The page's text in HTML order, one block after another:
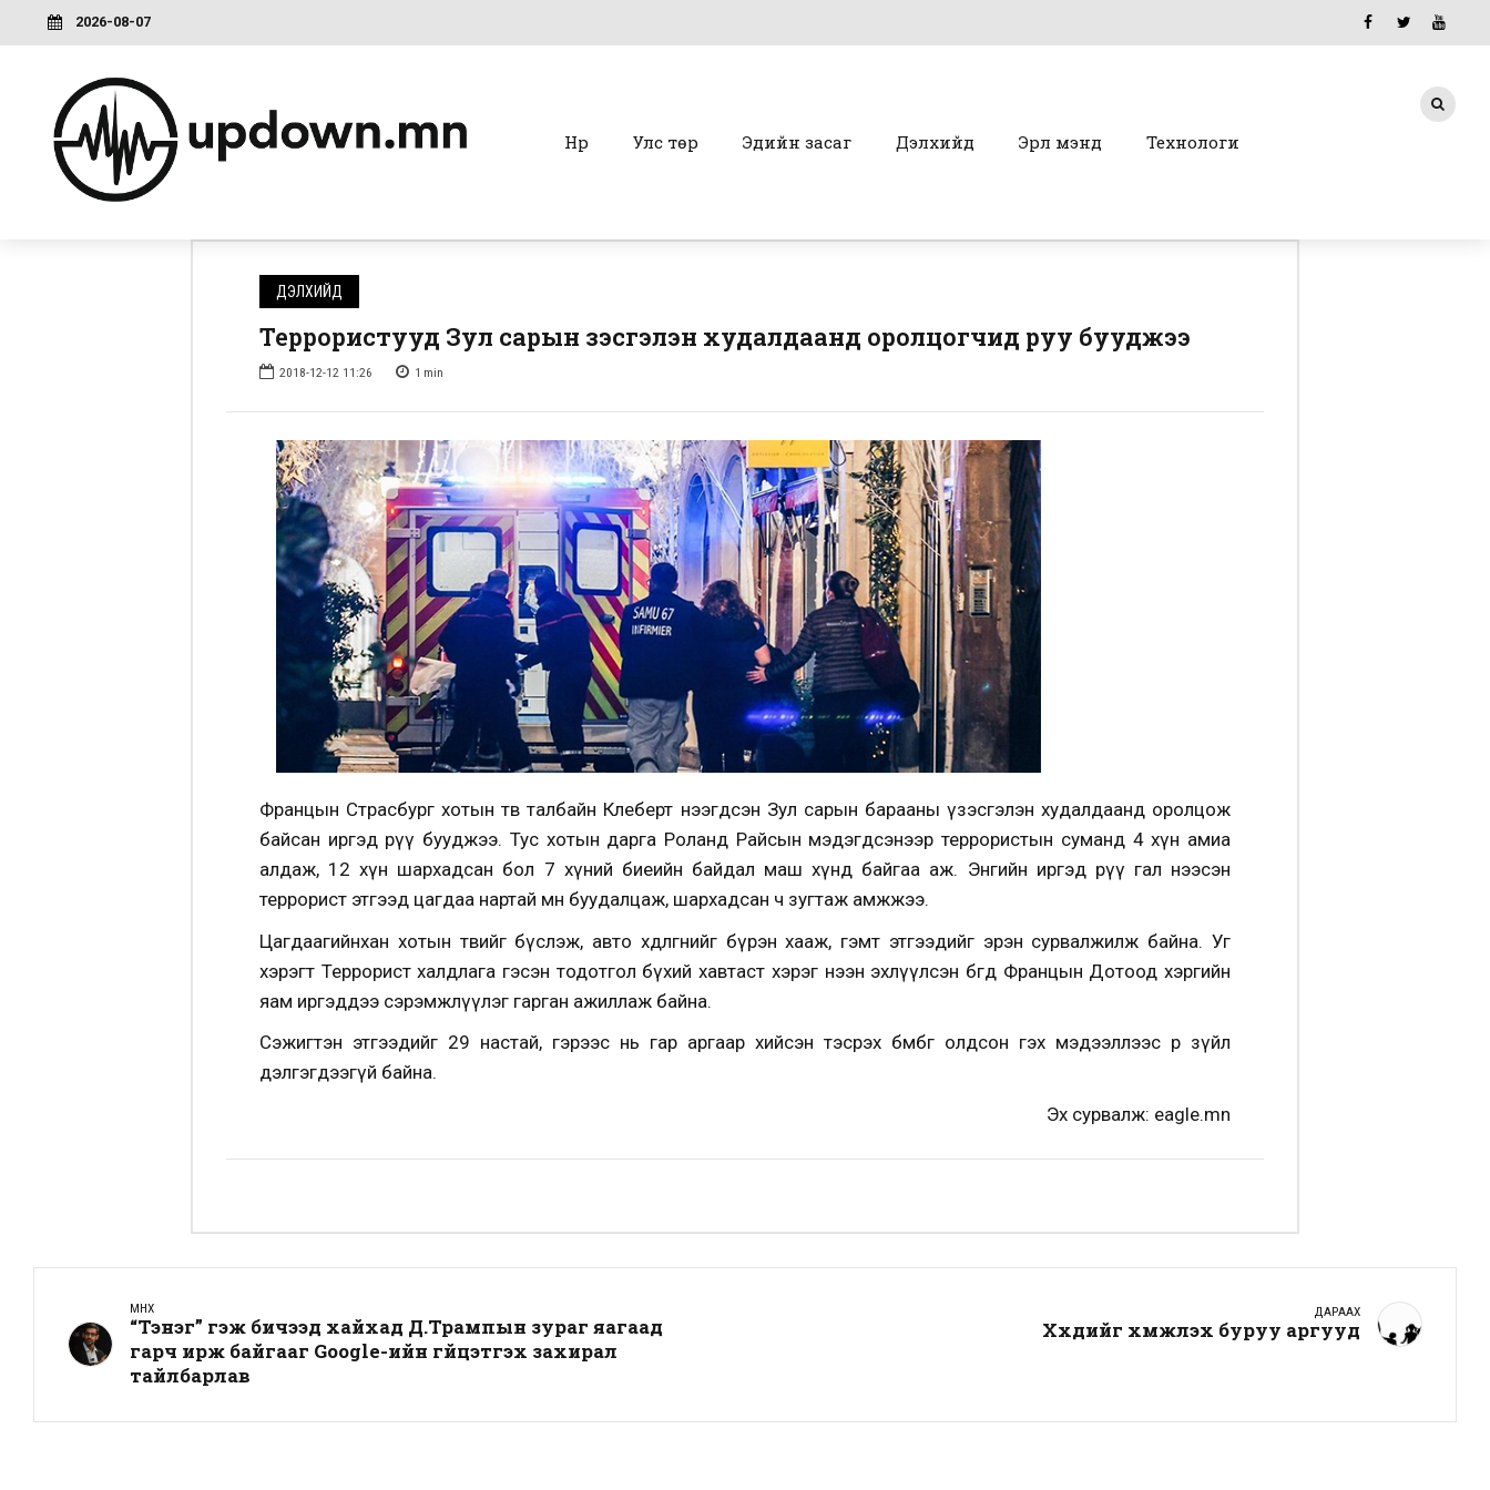
2026-08-07
Нүүр Улс төр Эдийн засаг Дэлхийд Эрүүл мэнд Технологи
ДЭЛХИЙД
Террористууд Зул сарын үзэсгэлэн худалдаанд оролцогчид руу бууджээ
2018-12-12 11:26 1 min
Францын Страсбург хотын төв талбайн Клеберт нээгдсэн Зул сарын барааны үзэсгэлэн худалдаанд оролцож
байсан иргэд рүү бууджээ. Тус хотын дарга Роланд Райсын мэдэгдсэнээр террористын суманд 4 хүн амиа
алдаж, 12 хүн шархадсан бол 7 хүний биеийн байдал маш хүнд байгаа аж. Энгийн иргэд рүү гал нээсэн
террорист этгээд цагдаа нартай мөн буудалцаж, шархадсан ч зугтаж амжжээ.
Цагдаагийнхан хотын төвийг бүслэж, авто хөдөлгөөнийг бүрэн хааж, гэмт этгээдийг эрэн сурвалжилж байна. Уг
хэрэгт Террорист халдлага гэсэн тодотгол бүхий хавтаст хэрэг нээн эхлүүлсэн бөгөөд Францын Дотоод хэргийн
яам иргэддээ сэрэмжлүүлэг гарган ажиллаж байна.
Сэжигтэн этгээдийг 29 настай, гэрээс нь гар аргаар хийсэн тэсрэх бөмбөг олдсон гэх мэдээллээс өөр зүйл
дэлгэгдээгүй байна.
Эх сурвалж: eagle.mn
ӨМНӨХ
“Тэнэг” гэж бичээд хайхад Д.Трампын зураг яагаад
гарч ирж байгааг Google-ийн гүйцэтгэх захирал
тайлбарлав
ДАРААХ
Хүүхдийг хүмүүжүүлэх буруу аргууд